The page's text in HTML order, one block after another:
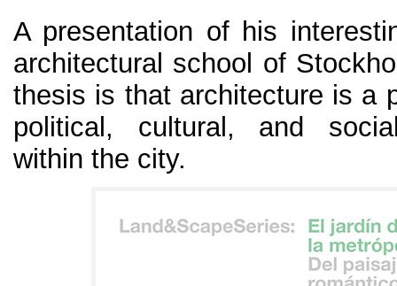
A presentation of his
architectural school of
thesis is that architecture is a
political, cultural, and
within the city.